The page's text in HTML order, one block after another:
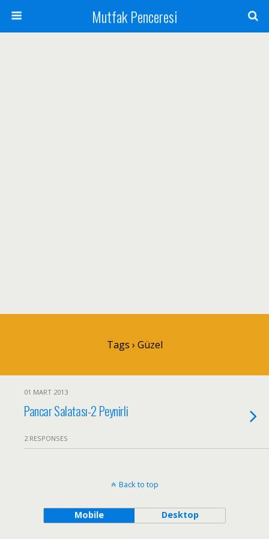
Mutfak Penceresi
Tags › Güzel
01 MART 2013
Pancar Salatası-2 Peynirli
2 RESPONSES
Back to top
Mobile Desktop